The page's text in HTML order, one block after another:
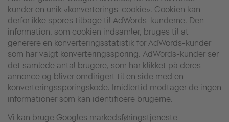
kunder en unik «konverterings-cookie». Cookien kan
derfor ikke spores tilbage til AdWords-kunderne. Den
information, som cookien indsamler, bruges til at
generere en konverteringsstatistik for AdWords-kunder
som har valgt konverteringssporing. AdWords-kunder ser
det samlede antal brugere, som har klikket på deres
annonce og bliver omdirigert til en side med en
konverteringssporingskode. Imidlertid modtager de ingen
informationer som kan identificere brugerne.
Vi kan bruge Googles markedsføringstjeneste